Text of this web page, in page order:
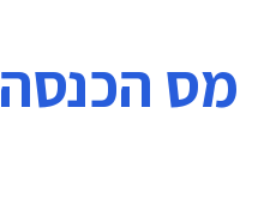
מס הכנסה